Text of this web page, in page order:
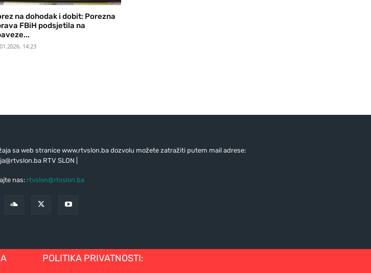
na dohodak i dobit: Porezna
FBiH podsjetila na
14:23
sa web stranice www.rtvslon.ba dozvolu možete zatražiti putem mail adrese:
RTV SLON |
nas: rtvslon@rtvslon.ba
POLITIKA PRIVATNOSTI: